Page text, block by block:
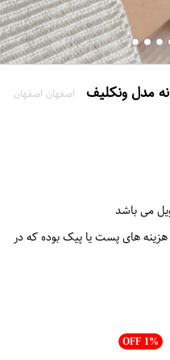
اصفهان اصفهان
می باشد
هزینه های پست یا پیک بوده که در
OFF 1%